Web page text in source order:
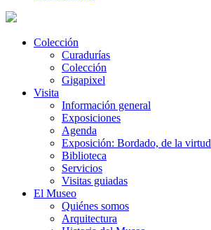
Colección
Curadurías
Colección
Gigapixel
Visita
Información general
Exposiciones
Agenda
Exposición: Bordado, de la virtud
Biblioteca
Servicios
Visitas guiadas
El Museo
Quiénes somos
Arquitectura